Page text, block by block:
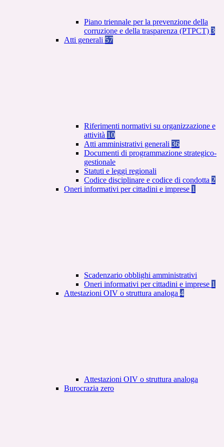
Piano triennale per la prevenzione della
corruzione e della trasparenza (PTPCT) 3
Atti generali 57
Riferimenti normativi su organizzazione e
attività 10
Atti amministrativi generali 36
Documenti di programmazione strategico-
gestionale
Statuti e leggi regionali
Codice disciplinare e codice di condotta 2
Oneri informativi per cittadini e imprese 1
Scadenzario obblighi amministrativi
Oneri informativi per cittadini e imprese 1
Attestazioni OIV o struttura analoga 4
Attestazioni OIV o struttura analoga
Burocrazia zero